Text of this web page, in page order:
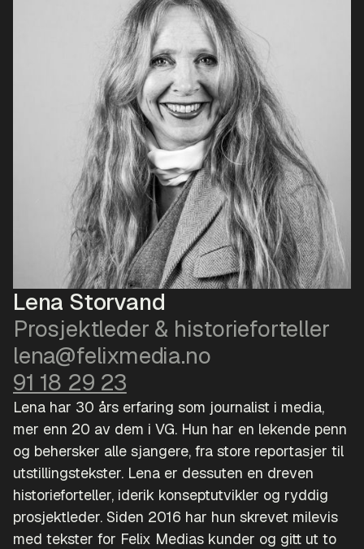
Lena Storvand
Prosjektleder & historieforteller
lena@felixmedia.no
91 18 29 23
Lena har 30 års erfaring som journalist i media,
mer enn 20 av dem i VG. Hun har en lekende penn
og behersker alle sjangere, fra store reportasjer til
utstillingstekster. Lena er dessuten en dreven
historieforteller, iderik konseptutvikler og ryddig
prosjektleder. Siden 2016 har hun skrevet milevis
med tekster for Felix Medias kunder og gitt ut to